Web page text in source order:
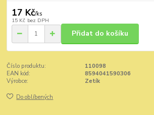
17 Kč/ks
15 Kč bez DPH
Přidat do košíku
Číslo produktu:
110098
EAN kód:
8594041590306
Výrobce:
Zetík
Do oblíbených